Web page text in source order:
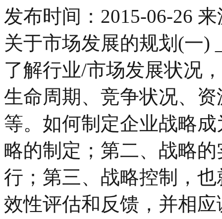
发布时间： 2015-06-26 来
关于市场发展的规划(一)
了解行业/市场发展状况
生命周期、竞争状况、
等。如何制定企业战略
略的制定；第二、战略
行；第三、战略控制，
效性评估和反馈，并相